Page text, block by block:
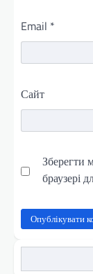
Email *
Сайт
Зберегти
браузері